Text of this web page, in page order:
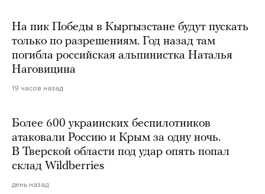
На пик Победы в Кыргызстане будут пускать
только по разрешениям. Год назад там
погибла российская альпинистка Наталья
Наговицина
19 часов назад
Более 600 украинских беспилотников
атаковали Россию и Крым за одну ночь.
В Тверской области под удар опять попал
склад Wildberries
день назад